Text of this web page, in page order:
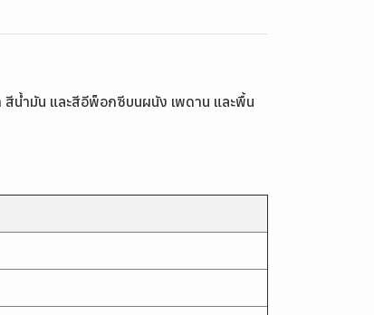
สีน้ำมัน และสีอีพ็อกซีบนผนัง เพดาน และพื้น